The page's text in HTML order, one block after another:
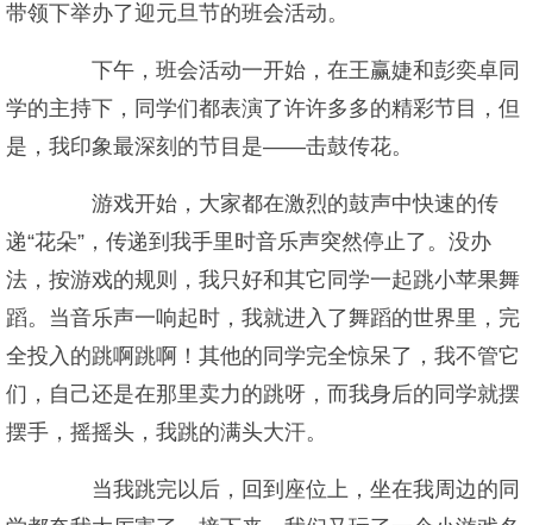
带领下举办了迎元旦节的班会活动。
下午，班会活动一开始，在王赢婕和彭奕卓同
学的主持下，同学们都表演了许许多多的精彩节目，但
是，我印象最深刻的节目是——击鼓传花。
游戏开始，大家都在激烈的鼓声中快速的传
递“花朵”，传递到我手里时音乐声突然停止了。没办
法，按游戏的规则，我只好和其它同学一起跳小苹果舞
蹈。当音乐声一响起时，我就进入了舞蹈的世界里，完
全投入的跳啊跳啊！其他的同学完全惊呆了，我不管它
们，自己还是在那里卖力的跳呀，而我身后的同学就摆
摆手，摇摇头，我跳的满头大汗。
当我跳完以后，回到座位上，坐在我周边的同